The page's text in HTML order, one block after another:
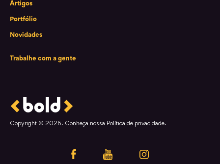
Artigos
Portfólio
Novidades
Trabalhe com a gente
Copyright © 2026. Conheça nossa Política de privacidade.